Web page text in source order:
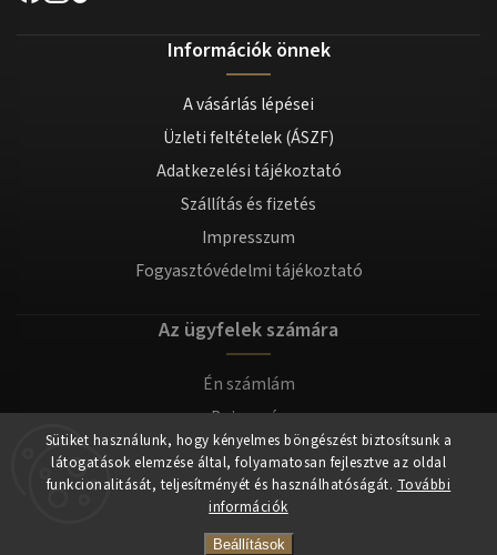
Sütiket használunk, hogy kényelmes böngészést biztosítsunk a
látogatások elemzése által, folyamatosan fejlesztve az oldal
funkcionalitását, teljesítményét és használhatóságát. További
információk
Beállítások
Információk önnek
A vásárlás lépései
Üzleti feltételek (ÁSZF)
Adatkezelési tájékoztató
Szállítás és fizetés
Impresszum
Fogyasztóvédelmi tájékoztató
Az ügyfelek számára
Én számlám
Bejegyzés
Bejelentkezés
Copyright 2026tomilla.hu. Minden jog fenntartva.